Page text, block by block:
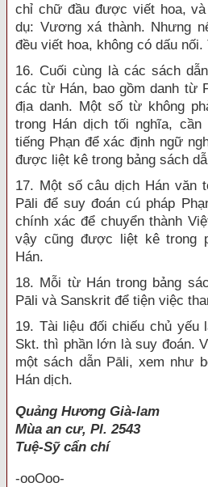
chỉ chữ đầu được viết hoa,
dụ: Vương xá thành. Nhưng
đều viết hoa, không có dấu
16. Cuối cùng là các sách
các từ Hán, bao gồm danh từ
địa danh. Một số từ không
trong Hán dịch tối nghĩa, cần
tiếng Phạn để xác định ngữ
được liệt kê trong bảng sách
17. Một số câu dịch Hán văn
Pāli để suy đoán cú pháp
chính xác để chuyển thành
vậy cũng được liệt kê trong
Hán.
18. Mỗi từ Hán trong bảng
Pāli và Sanskrit để tiện việc
19. Tài liệu đối chiếu chủ yếu
Skt. thì phần lớn là suy đoán.
một sách dẫn Pāli, xem như
Hán dịch.
Quảng Hương Già-lam
Mùa an cư, Pl. 2543
Tuệ-Sỹ cẩn chí
-ooOoo-